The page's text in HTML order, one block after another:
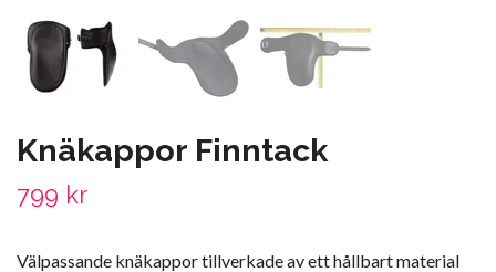
Knäkappor Finntack
799 kr
Välpassande knäkappor tillverkade av ett hållbart material